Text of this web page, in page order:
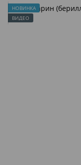
НОВИНКА
ВИДЕО